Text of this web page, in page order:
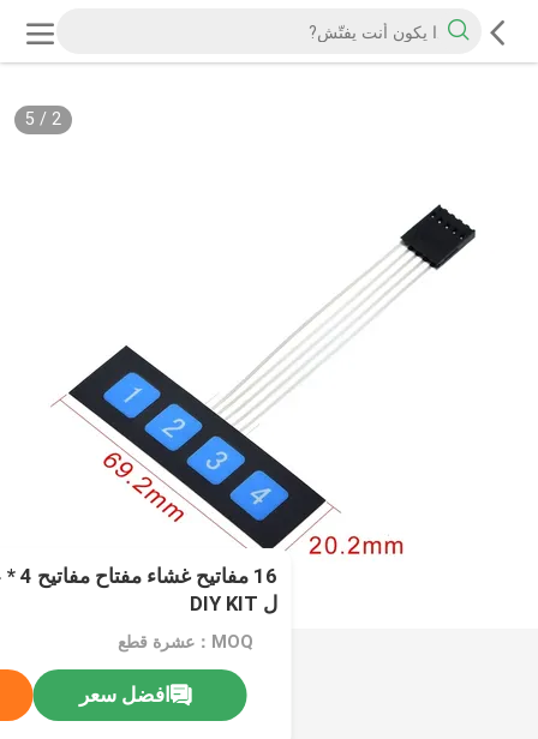
3
/
5
ل DIY KIT
MOQ：عشرة قطع
افضل سعر